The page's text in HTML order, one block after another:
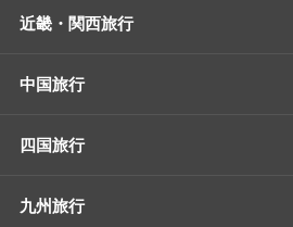
近畿・関西旅行
中国旅行
四国旅行
九州旅行